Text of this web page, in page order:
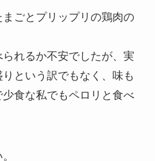
ごとプリップリの鶏肉の
れるか不安でしたが、実
という訳でもなく、味も
食な私でもペロリと食べ